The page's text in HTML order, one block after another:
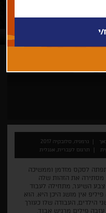
גרמניה, סלובקיה 2017
תרגום לעברית, אנגלית
לסקס מזדמן וממשיכה
את הזהות שלה
השיער, מתחילה לעבוד
אין מושג היכן היא. הוא
הילדים, העבודה שלו כעורך
פילים מרגיש אבוד.